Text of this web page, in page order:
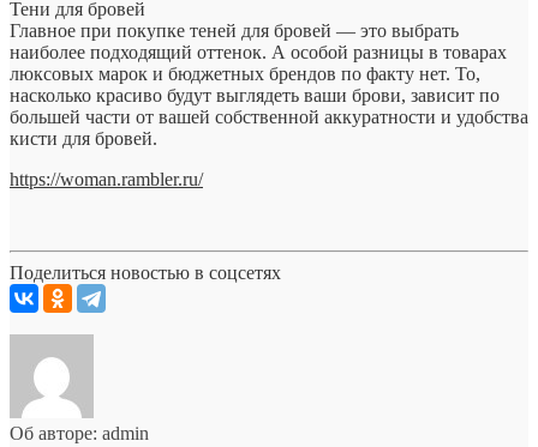
Тени для бровей
Главное при покупке теней для бровей — это выбрать
наиболее подходящий оттенок. А особой разницы в товарах
люксовых марок и бюджетных брендов по факту нет. То,
насколько красиво будут выглядеть ваши брови, зависит по
большей части от вашей собственной аккуратности и удобства
кисти для бровей.
https://woman.rambler.ru/
Поделиться новостью в соцсетях
Об авторе: admin